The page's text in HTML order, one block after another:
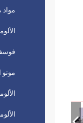
مواد
مونو